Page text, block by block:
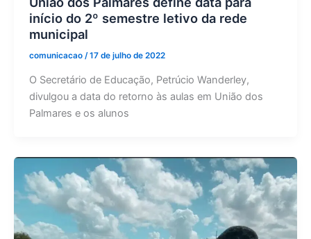
início do 2º semestre letivo da rede
municipal
comunicacao /17 de julho de 2022
O Secretário de Educação, Petrúcio Wanderley,
divulgou a data do retorno às aulas em União dos
Palmares e os alunos